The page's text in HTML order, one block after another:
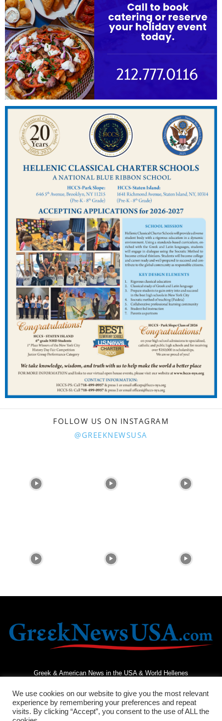
FOLLOW US ON INSTAGRAM
@GREEKNEWSUSA
Greek & American News in the USA & World Hellenes
We use cookies on our website to give you the most relevant
experience by remembering your preferences and repeat
visits. By clicking “Accept”, you consent to the use of ALL the